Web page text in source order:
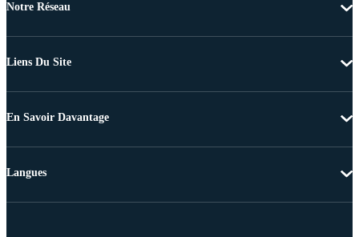
Notre Réseau
Liens Du Site
En Savoir Davantage
Langues